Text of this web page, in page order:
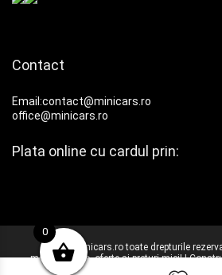
Contact
Email:contact@minicars.ro
office@minicars.ro
Plata online cu cardul prin:
© 2025 Minicars.ro toate drepturile
machete auto, oferte si preturi mici! |
0